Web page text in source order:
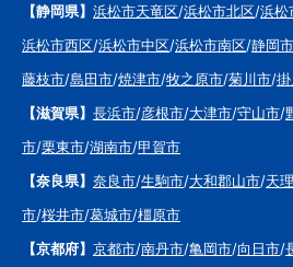
【静岡県】 浜松市天竜区/浜松市北区/浜松
浜松市西区/浜松市中区/浜松市南区/静岡市
藤枝市/島田市/焼津市/牧之原市/菊川市/
【滋賀県】 長浜市/彦根市/大津市/守山市/
市/栗東市/湖南市/甲賀市
【奈良県】 奈良市/生駒市/大和郡山市/天
市/桜井市/葛城市/橿原市
【京都府】 京都市/南丹市/亀岡市/向日市/